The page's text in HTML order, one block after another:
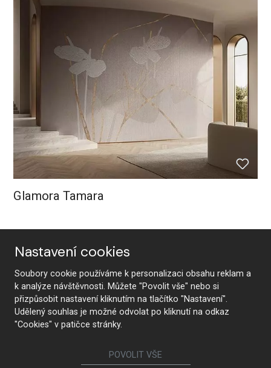
Glamora Tamara
Nastavení cookies
Soubory cookie používáme k personalizaci obsahu reklam a
k analýze návštěvnosti. Můžete "Povolit vše" nebo si
přizpůsobit nastavení kliknutím na tlačítko "Nastavení".
Udělený souhlas je možné odvolat po kliknutí na odkaz
"Cookies" v patičce stránky.
POVOLIT VŠE